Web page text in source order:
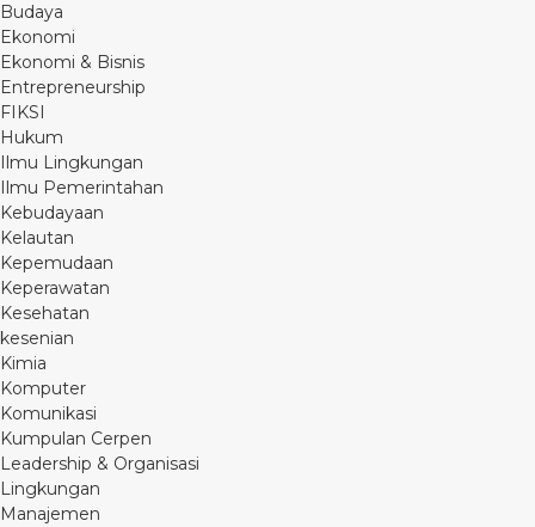
Budaya
Ekonomi
Ekonomi & Bisnis
Entrepreneurship
FIKSI
Hukum
Ilmu Lingkungan
Ilmu Pemerintahan
Kebudayaan
Kelautan
Kepemudaan
Keperawatan
Kesehatan
kesenian
Kimia
Komputer
Komunikasi
Kumpulan Cerpen
Leadership & Organisasi
Lingkungan
Manajemen